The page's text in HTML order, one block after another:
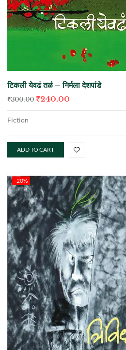
टिकली येवढं तळं – निर्मला देशपांडे
₹300.00 ₹240.00
Fiction
ADD TO CART
-20%